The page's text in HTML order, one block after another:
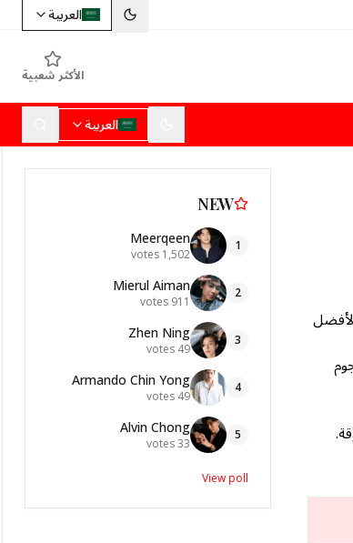
العربية
الأكثر شعبية
العربية
NEW
1
Meerqeen
1,502
2
Mierul Aiman
911
3
Zhen Ning
49
4
Armando Chin Yong
49
5
Alvin Chong
33
View poll